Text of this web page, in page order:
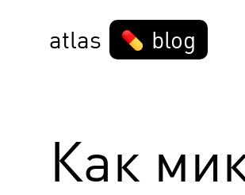
atlas blog
Как